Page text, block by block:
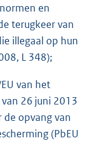
en
terugkeer van
illegaal op hun
L 348);
van het
26 juni 2013
opvang van
(PbEU